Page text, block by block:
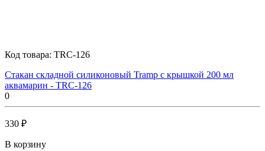
Код товара: TRC-126
Стакан складной силиконовый Tramp с крышкой 200 мл
аквамарин - TRC-126
0
330 ₽
В корзину